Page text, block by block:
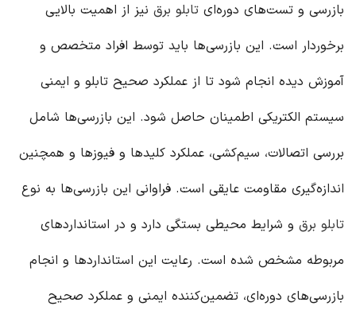
بازرسی و تست‌های دوره‌ای تابلو برق نیز از اهمیت بالایی
برخوردار است. این بازرسی‌ها باید توسط افراد متخصص و
آموزش دیده انجام شود تا از عملکرد صحیح تابلو و ایمنی
سیستم الکتریکی اطمینان حاصل شود. این بازرسی‌ها شامل
بررسی اتصالات، سیم‌کشی، عملکرد کلیدها و فیوزها و همچنین
اندازه‌گیری مقاومت عایقی است. فراوانی این بازرسی‌ها به نوع
تابلو برق و شرایط محیطی بستگی دارد و در استانداردهای
مربوطه مشخص شده است. رعایت این استانداردها و انجام
بازرسی‌های دوره‌ای، تضمین‌کننده ایمنی و عملکرد صحیح